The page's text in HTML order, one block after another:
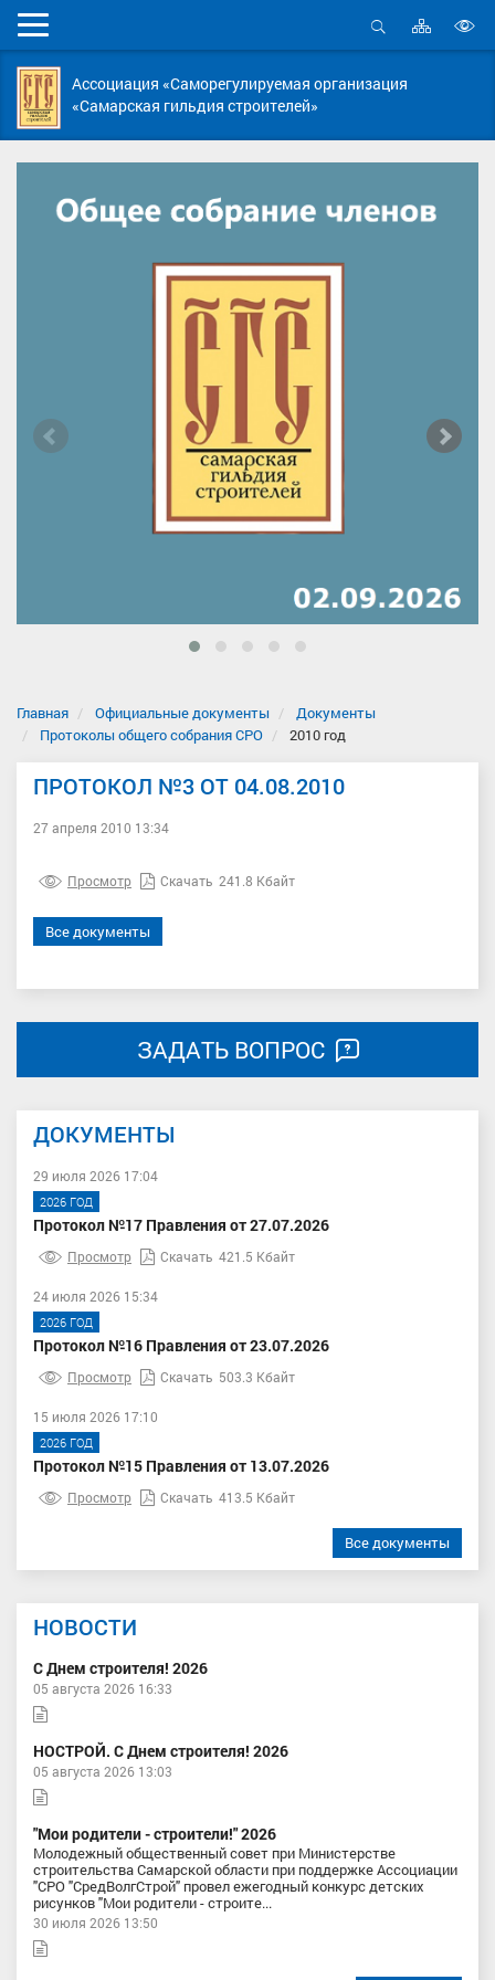
Мобильное
меню
Открыть
Карта
сайта
Ассоциация «Саморегулируемая организация
«Самарская гильдия строителей»
Главная Официальные документы
Документы
Протоколы общего собрания СРО
2010 год
ПРОТОКОЛ №3 ОТ 04.08.2010
27 апреля 2010 13:34
Просмотр Скачать 241.8 Кбайт
Все документы
ЗАДАТЬ ВОПРОС
ДОКУМЕНТЫ
29 июля 2026 17:04
2026 ГОД
Протокол №17 Правления от 27.07.2026
Просмотр Скачать 421.5 Кбайт
24 июля 2026 15:34
2026 ГОД
Протокол №16 Правления от 23.07.2026
Просмотр Скачать 503.3 Кбайт
15 июля 2026 17:10
2026 ГОД
Протокол №15 Правления от 13.07.2026
Просмотр Скачать 413.5 Кбайт
Все документы
НОВОСТИ
С Днем строителя! 2026
05 августа 2026 16:33
НОСТРОЙ. С Днем строителя! 2026
05 августа 2026 13:03
"Мои родители - строители!" 2026
Молодежный общественный совет при Министерстве
строительства Самарской области при поддержке Ассоциации
"СРО "СредВолгСтрой" провел ежегодный конкурс детских
рисунков "Мои родители - строите...
30 июля 2026 13:50